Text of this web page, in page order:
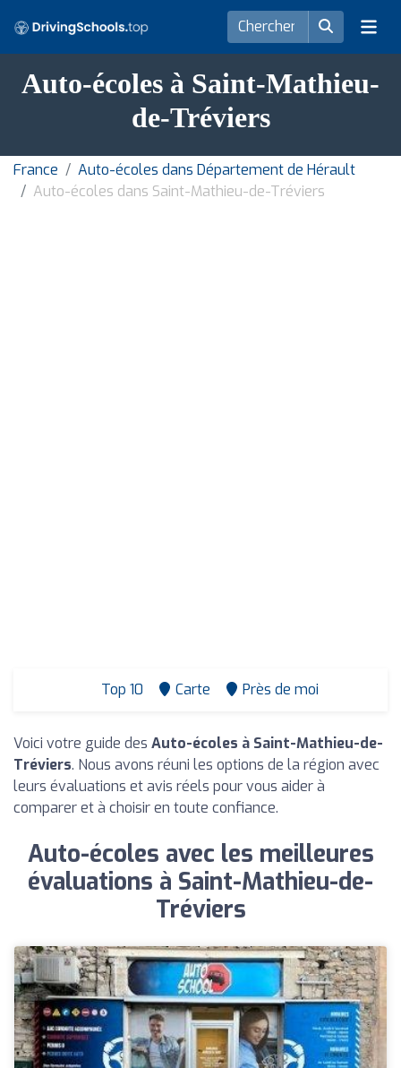
Auto-écoles à Saint-Mathieu-
de-Tréviers
France
Auto-écoles dans Département de Hérault
Auto-écoles dans Saint-Mathieu-de-Tréviers
Top 10 Carte Près de moi
Voici votre guide des Auto-écoles à Saint-Mathieu-de-
Tréviers. Nous avons réuni les options de la région avec
leurs évaluations et avis réels pour vous aider à
comparer et à choisir en toute confiance.
Auto-écoles avec les meilleures
évaluations à Saint-Mathieu-de-
Tréviers